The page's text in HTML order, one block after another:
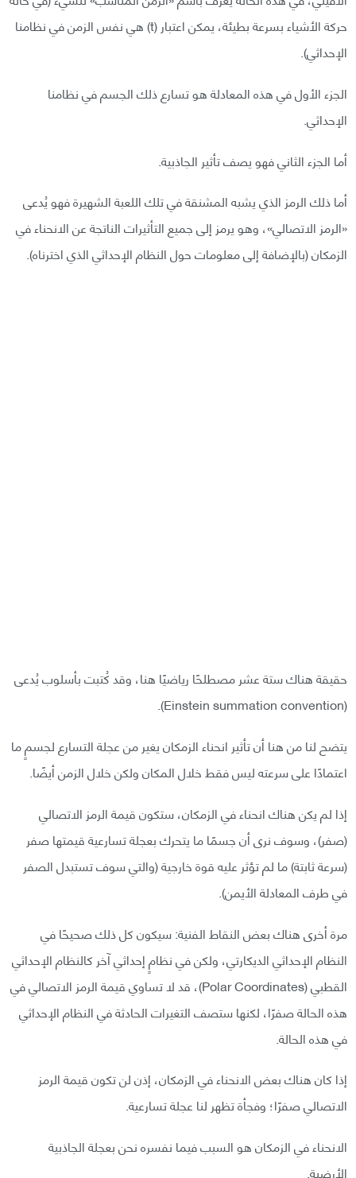
حركة الأشياء بسرعة بطيئة، يمكن اعتبار (t) هي نفس الزمن في نظامنا
الإحداثي).
الجزء الأول في هذه المعادلة هو تسارع ذلك الجسم في نظامنا
الإحداثي.
أما الجزء الثاني فهو يصف تأثير الجاذبية.
أما ذلك الرمز الذي يشبه المشنقة في تلك اللعبة الشهيرة فهو يُدعى
«الرمز الاتصالي»، وهو يرمز إلى جميع التأثيرات الناتجة عن الانحناء في
الزمكان (بالإضافة إلى معلومات حول النظام الإحداثي الذي اخترناه).
حقيقة هناك ستة عشر مصطلحًا رياضيًا هنا، وقد كُتبت بأسلوب يُدعى
(Einstein summation convention).
يتضح لنا من هنا أن تأثير انحناء الزمكان يغير من عجلة التسارع لجسمٍ ما
اعتمادًا على سرعته ليس فقط خلال المكان ولكن خلال الزمن أيضًا.
إذا لم يكن هناك انحناء في الزمكان، ستكون قيمة الرمز الاتصالي
(صفر)، وسوف نرى أن جسمًا ما يتحرك بعجلة تسارعية قيمتها صفر
(سرعة ثابتة) ما لم تؤثر عليه قوة خارجية (والتي سوف تستبدل الصفر
في طرف المعادلة الأيمن).
مرة أخرى هناك بعض النقاط الفنية: سيكون كل ذلك صحيحًا في
النظام الإحداثي الديكارتي، ولكن في نظامٍ إحداثي آخر كالنظام الإحداثي
القطبي (Polar Coordinates)، قد لا تساوي قيمة الرمز الاتصالي في
هذه الحالة صفرًا، لكنها ستصف التغيرات الحادثة في النظام الإحداثي
في هذه الحالة.
إذا كان هناك بعض الانحناء في الزمكان، إذن لن تكون قيمة الرمز
الاتصالي صفرًا؛ وفجأة تظهر لنا عجلة تسارعية.
الانحناء في الزمكان هو السبب فيما نفسره نحن بعجلة الجاذبية
الأرضية.